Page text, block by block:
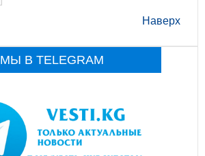
Наверх
МЫ В TELEGRAM